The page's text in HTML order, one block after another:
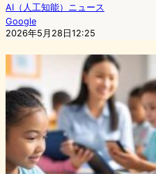
AI（人工知能）ニュース
Google
2026年5月28日12:25